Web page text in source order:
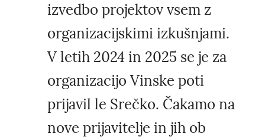
izvedbo projektov vsem z
organizacijskimi izkušnjami.
V letih 2024 in 2025 se je za
organizacijo Vinske poti
prijavil le Srečko. Čakamo na
nove prijavitelje in jih ob